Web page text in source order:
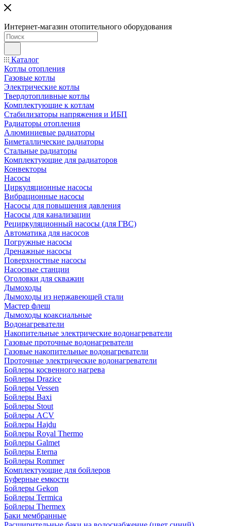
Интернет-магазин отопительного оборудования
Каталог
Котлы отопления
Газовые котлы
Электрические котлы
Твердотопливные котлы
Комплектующие к котлам
Стабилизаторы напряжения и ИБП
Радиаторы отопления
Алюминиевые радиаторы
Биметаллические радиаторы
Стальные радиаторы
Комплектующие для радиаторов
Конвекторы
Насосы
Циркуляционные насосы
Вибрационные насосы
Насосы для повышения давления
Насосы для канализации
Рециркуляционный насосы (для ГВС)
Автоматика для насосов
Погружные насосы
Дренажные насосы
Поверхностные насосы
Насосные станции
Оголовки для скважин
Дымоходы
Дымоходы из нержавеющей стали
Мастер флеш
Дымоходы коаксиальные
Водонагреватели
Накопительные электрические водонагреватели
Газовые проточные водонагреватели
Газовые накопительные водонагреватели
Проточные электрические водонагреватели
Бойлеры косвенного нагрева
Бойлеры Drazice
Бойлеры Vessen
Бойлеры Baxi
Бойлеры Stout
Бойлеры ACV
Бойлеры Hajdu
Бойлеры Royal Thermo
Бойлеры Galmet
Бойлеры Eterna
Бойлеры Rommer
Комплектующие для бойлеров
Буферные емкости
Бойлеры Gekon
Бойлеры Termica
Бойлеры Thermex
Баки мембранные